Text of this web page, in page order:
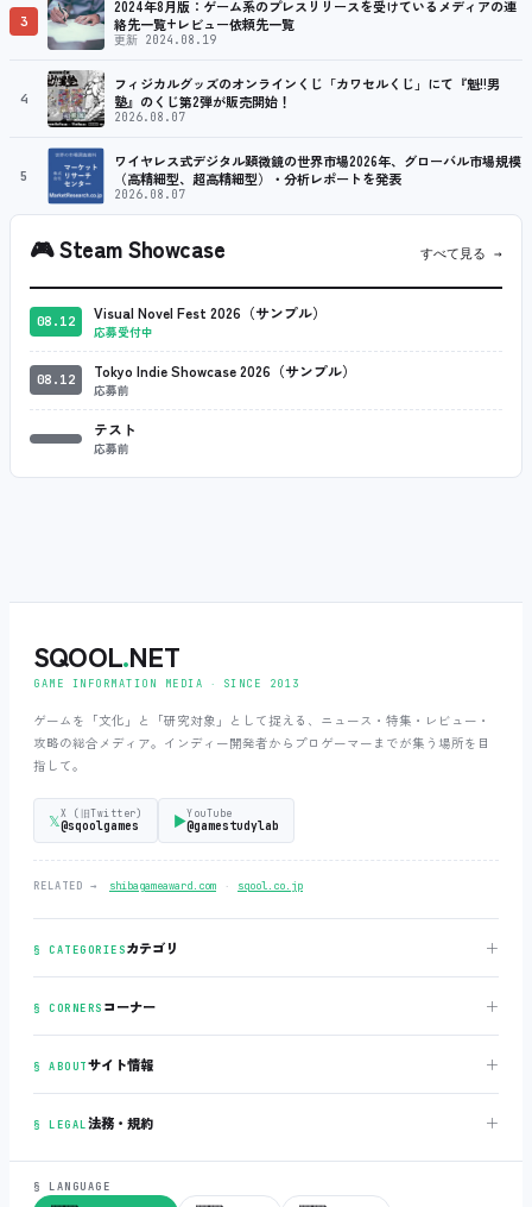
3
2024年8月版：ゲーム系のプレスリリースを受けているメディアの連
絡先一覧+レビュー依頼先一覧
更新 2024.08.19
4
フィジカルグッズのオンラインくじ「カワセルくじ」にて『魁!!男
塾』のくじ第2弾が販売開始！
2026.08.07
5
ワイヤレス式デジタル顕微鏡の世界市場2026年、グローバル市場規模
（高精細型、超高精細型）・分析レポートを発表
2026.08.07
🎮Steam Showcase すべて見る →
08.12 Visual Novel Fest 2026（サンプル）
応募受付中
08.12 Tokyo Indie Showcase 2026（サンプル）
応募前
テスト
応募前
SQOOL.NET
GAME INFORMATION MEDIA ‧ SINCE 2013
ゲームを「文化」と「研究対象」として捉える、ニュース・特集・レビュー・
攻略の総合メディア。インディー開発者からプロゲーマーまでが集う場所を目
指して。
𝕏X (旧Twitter)
@sqoolgames ▶YouTube
@gamestudylab
RELATED → shibagameaward.com ‧ sqool.co.jp
§ CATEGORIESカテゴリ ＋
§ CORNERS コーナー ＋
§ ABOUTサイト情報 ＋
§ LEGAL法務・規約 ＋
§ LANGUAGE